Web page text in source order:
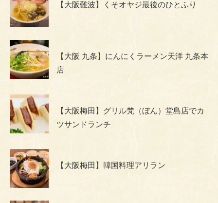
【大阪難波】くそオヤジ最後のひとふり
【大阪 九条】にんにくラーメン天洋 九条本
店
【大阪梅田】グリル梵（ぼん）堂島店でカ
ツサンドランチ
【大阪梅田】韓国料理アリラン